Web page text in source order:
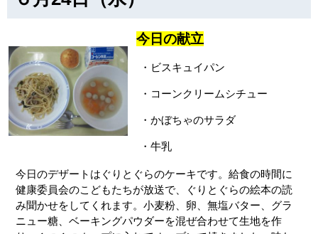
今日の献立
・ビスキュイパン
・コーンクリームシチュー
・かぼちゃのサラダ
・牛乳
今日のデザートはぐりとぐらのケーキです。給食の時間に
健康委員会のこどもたちが放送で、ぐりとぐらの絵本の読
み聞かせをしてくれます。小麦粉、卵、無塩バター、グラ
ニュー糖、ベーキングパウダーを混ぜ合わせて生地を作